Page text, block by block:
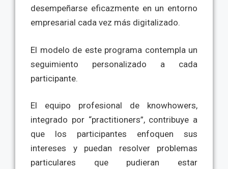
desempeñarse eficazmente en un entorno
empresarial cada vez más digitalizado.
El modelo de este programa contempla un
seguimiento personalizado a cada
participante.
El equipo profesional de knowhowers,
integrado por “practitioners”, contribuye a
que los participantes enfoquen sus
intereses y puedan resolver problemas
particulares que pudieran estar